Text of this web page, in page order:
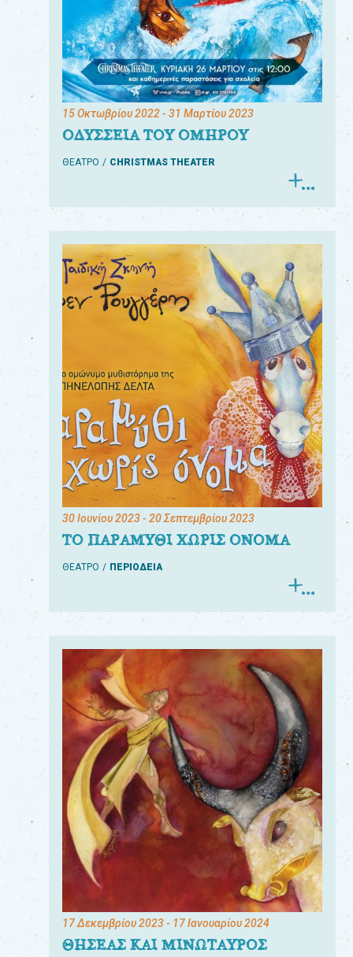
15 Οκτωβρίου 2022- 31 Μαρτίου 2023
ΟΔΥΣΣΕΙΑ ΤΟΥ ΟΜΗΡΟΥ
ΘΕΑΤΡΟ CHRISTMAS THEATER
30 Ιουνίου 2023- 20 Σεπτεμβρίου 2023
ΤΟ ΠΑΡΑΜΥΘΙ ΧΩΡΙΣ ΟΝΟΜΑ
ΘΕΑΤΡΟ ΠΕΡΙΟΔΕΙΑ
17 Δεκεμβρίου 2023- 17 Ιανουαρίου 2024
ΘΗΣΕΑΣ ΚΑΙ ΜΙΝΩΤΑΥΡΟΣ